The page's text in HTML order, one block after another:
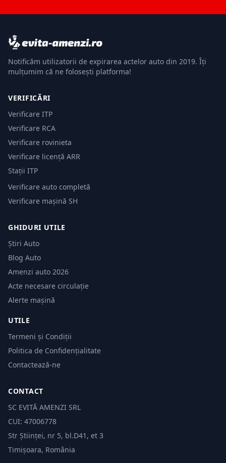
Notificăm utilizatorii de expirarea actelor auto din 2019. Îți
mulțumim că ne folosești platforma!
VERIFICĂRI
Verificare ITP
Verificare RCA
Verificare rovinieta
Verificare licență ARR
Stații ITP
Verificare auto completă
Verificare mașină SH
GHIDURI UTILE
Știri Auto
Blog Auto
Amenzi auto 2026
Acte necesare circulație
Alerte mașină
UTILE
Termeni și Condiții
Politica de Confidențialitate
Contactează-ne
CONTACT
SC EVITĂ AMENZI SRL
CUI: 47006778
Str Științei, nr 5, bl.D41, et 3
Timișoara, România